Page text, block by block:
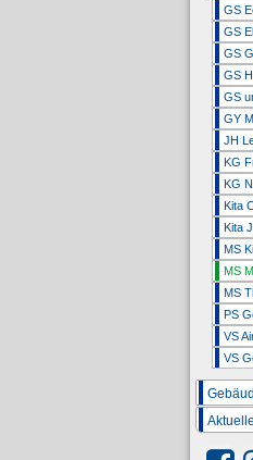
GS
GS
GS
GS
GS
GY
JH
KG
KG
Kita
Kita
MS
MS
MS
PS
VS
VS